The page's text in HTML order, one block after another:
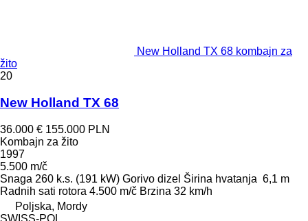
New Holland TX 68 kombajn za
žito
20
New Holland TX 68
36.000 € 155.000 PLN
Kombajn za žito
1997
5.500 m/č
Snaga 260 k.s. (191 kW) Gorivo dizel Širina hvatanja 6,1 m
Radnih sati rotora 4.500 m/č Brzina 32 km/h
Poljska, Mordy
SWISS-POL